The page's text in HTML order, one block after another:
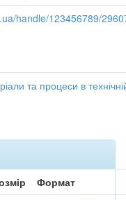
handle/123456789/
та процеси в
Формат